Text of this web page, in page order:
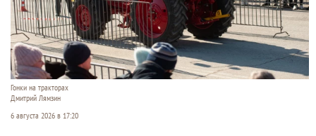
Гонки на тракторах
Дмитрий Лямзин
6 августа 2026 в 17:20